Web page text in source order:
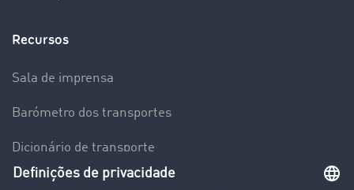
Recursos
Sala de imprensa
Barómetro dos transportes
Dicionário de transporte
Visão geral da Bolsa de Cargas